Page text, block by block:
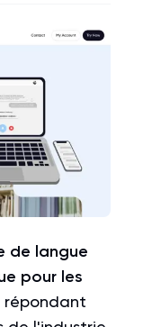
de langue
pour les
répondant